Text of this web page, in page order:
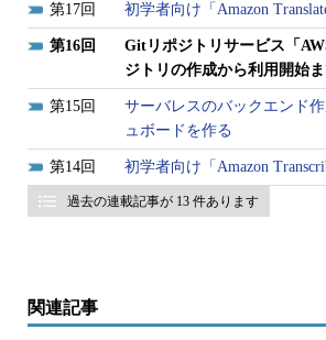
17 初学者向け「Amazon
16
Gitリポジトリサービス「
ジトリの作成から利用開始
15
サーバレスのバックエンド
ュボードを作る
14 初学者向け「Amazon
過去の連載記事が 13 件あります
関連記事